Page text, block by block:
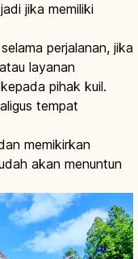
jika memiliki
perjalanan, jika
layanan
pihak kuil.
tempat
memikirkan
akan menuntun